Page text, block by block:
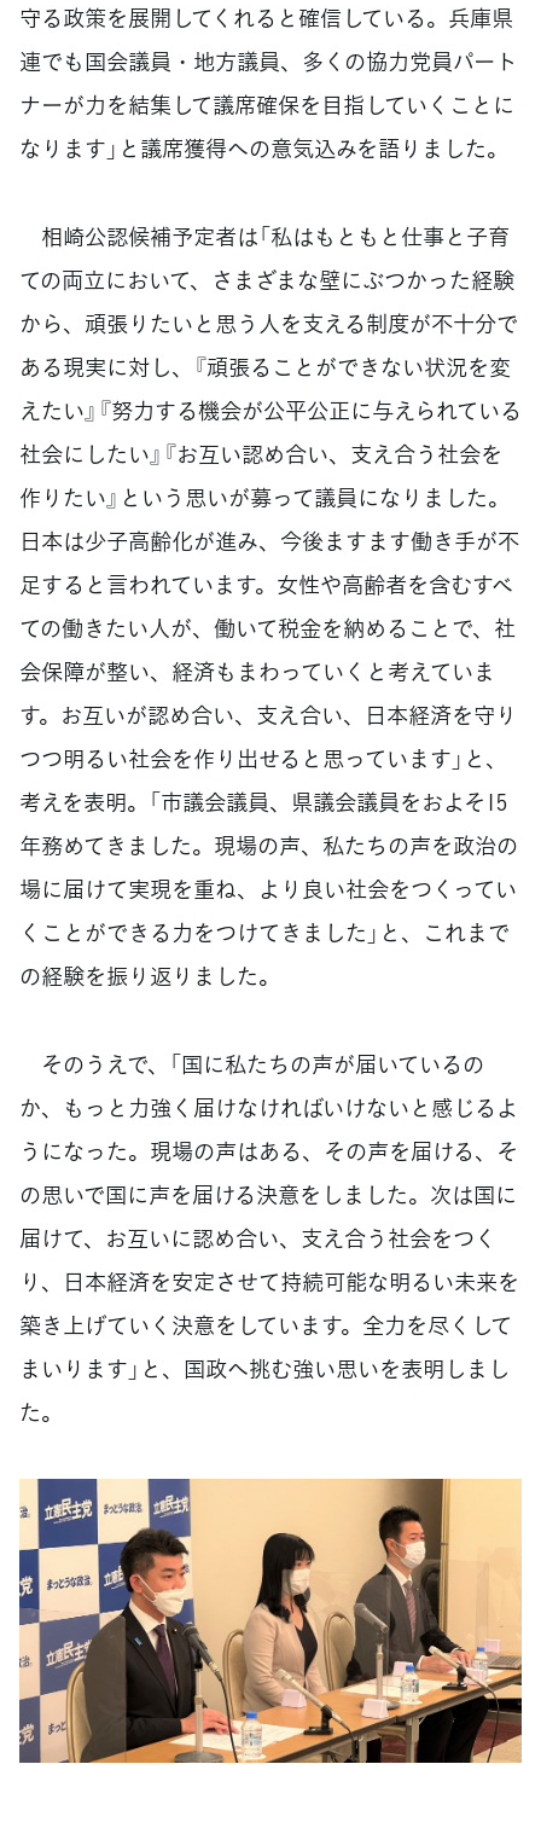
守る政策を展開してくれると確信している。兵庫県
連でも国会議員・地方議員、多くの協力党員パート
ナーが力を結集して議席確保を目指していくことに
なります」と議席獲得への意気込みを語りました。
相崎公認候補予定者は「私はもともと仕事と子育
ての両立において、さまざまな壁にぶつかった経験
から、頑張りたいと思う人を支える制度が不十分で
ある現実に対し、『頑張ることができない状況を変
えたい』『努力する機会が公平公正に与えられている
社会にしたい』『お互い認め合い、支え合う社会を
作りたい』という思いが募って議員になりました。
日本は少子高齢化が進み、今後ますます働き手が不
足すると言われています。女性や高齢者を含むすべ
ての働きたい人が、働いて税金を納めることで、社
会保障が整い、経済もまわっていくと考えていま
す。お互いが認め合い、支え合い、日本経済を守り
つつ明るい社会を作り出せると思っています」と、
考えを表明。「市議会議員、県議会議員をおよそ15
年務めてきました。現場の声、私たちの声を政治の
場に届けて実現を重ね、より良い社会をつくってい
くことができる力をつけてきました」と、これまで
の経験を振り返りました。
そのうえで、「国に私たちの声が届いているの
か、もっと力強く届けなければいけないと感じるよ
うになった。現場の声はある、その声を届ける、そ
の思いで国に声を届ける決意をしました。次は国に
届けて、お互いに認め合い、支え合う社会をつく
り、日本経済を安定させて持続可能な明るい未来を
築き上げていく決意をしています。全力を尽くして
まいります」と、国政へ挑む強い思いを表明しまし
た。